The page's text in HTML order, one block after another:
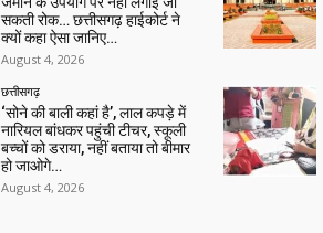
सकती रोक… छत्तीसगढ़ हाईकोर्ट ने
क्यों कहा ऐसा जानिए…
August 4, 2026
छत्तीसगढ़
‘सोने की बाली कहां है’, लाल कपड़े में
नारियल बांधकर पहुंची टीचर, स्कूली
बच्चों को डराया, नहीं बताया तो बीमार
हो जाओगे…
August 4, 2026